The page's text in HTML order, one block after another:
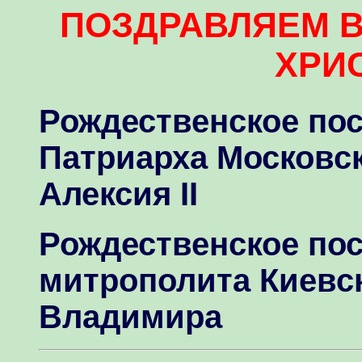
ПОЗДРАВЛЯЕМ
Рождественское
Патриарха
Алексия ІІ
Рождественское
митрополита
Владимира